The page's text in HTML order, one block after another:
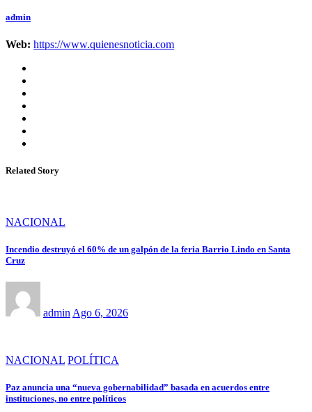
admin
Web: https://www.quienesnoticia.com
Related Story
NACIONAL
Incendio destruyó el 60% de un galpón de la feria Barrio Lindo en Santa
Cruz
admin Ago 6, 2026
NACIONAL POLÍTICA
Paz anuncia una “nueva gobernabilidad” basada en acuerdos entre
instituciones, no entre políticos